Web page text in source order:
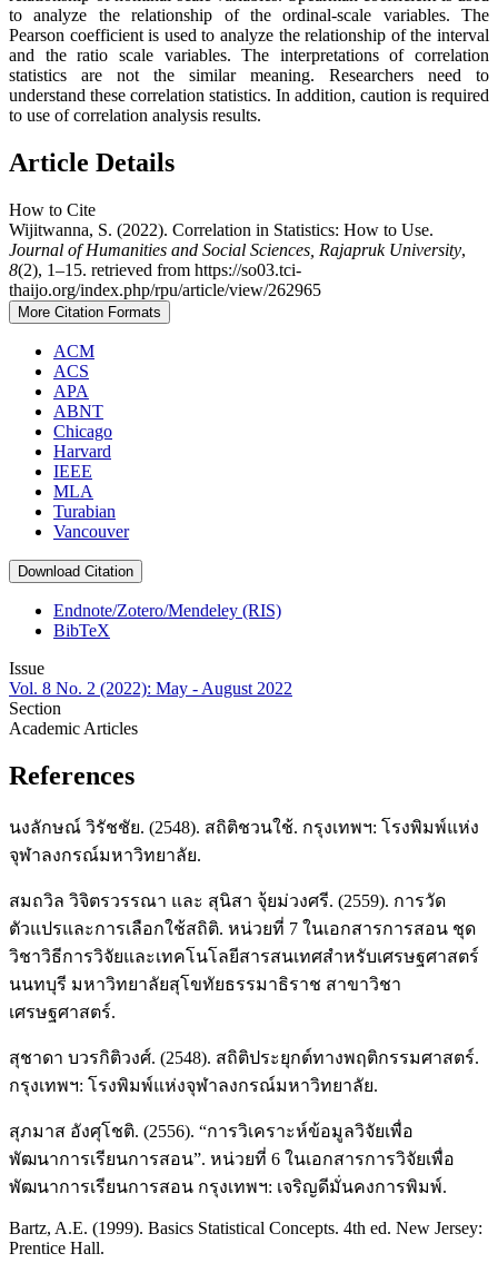
to analyze the relationship of the ordinal-scale variables. The
Pearson coefficient is used to analyze the relationship of the interval
and the ratio scale variables. The interpretations of correlation
statistics are not the similar meaning. Researchers need to
understand these correlation statistics. In addition, caution is required
to use of correlation analysis results.
Article Details
How to Cite
Wijitwanna, S. (2022). Correlation in Statistics: How to Use.
Journal of Humanities and Social Sciences, Rajapruk University,
8(2), 1–15. retrieved from https://so03.tci-
thaijo.org/index.php/rpu/article/view/262965
More Citation Formats
ACM
ACS
APA
ABNT
Chicago
Harvard
IEEE
MLA
Turabian
Vancouver
Download Citation
Endnote/Zotero/Mendeley (RIS)
BibTeX
Issue
Vol. 8 No. 2 (2022): May - August 2022
Section
Academic Articles
References
นงลักษณ์ วิรัชชัย. (2548). สถิติชวนใช้. กรุงเทพฯ: โรงพิมพ์แห่ง
จุฬาลงกรณ์มหาวิทยาลัย.
สมถวิล วิจิตรวรรณา และ สุนิสา จุ้ยม่วงศรี. (2559). การวัด
ตัวแปรและการเลือกใช้สถิติ. หน่วยที่ 7 ในเอกสารการสอน ชุด
วิชาวิธีการวิจัยและเทคโนโลยีสารสนเทศสำหรับเศรษฐศาสตร์
นนทบุรี มหาวิทยาลัยสุโขทัยธรรมาธิราช สาขาวิชา
เศรษฐศาสตร์.
สุชาดา บวรกิติวงศ์. (2548). สถิติประยุกต์ทางพฤติกรรมศาสตร์.
กรุงเทพฯ: โรงพิมพ์แห่งจุฬาลงกรณ์มหาวิทยาลัย.
สุภมาส อังศุโชติ. (2556). “การวิเคราะห์ข้อมูลวิจัยเพื่อ
พัฒนาการเรียนการสอน”. หน่วยที่ 6 ในเอกสารการวิจัยเพื่อ
พัฒนาการเรียนการสอน กรุงเทพฯ: เจริญดีมั่นคงการพิมพ์.
Bartz, A.E. (1999). Basics Statistical Concepts. 4th ed. New Jersey:
Prentice Hall.